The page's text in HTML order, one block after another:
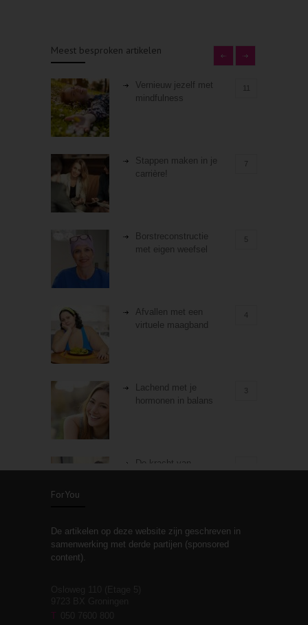
Meest besproken artikelen
Vernieuw jezelf met
mindfulness
Stappen maken in je
carrière!
7
Borstreconstructie
met eigen weefsel
5
Afvallen met een
virtuele maagband
4
Lachend met je
hormonen in balans
3
De kracht van
Stiefouderschap en
relaties
ForYou
De artikelen op deze website zijn geschreven in
samenwerking met derde partijen (sponsored
content).
T